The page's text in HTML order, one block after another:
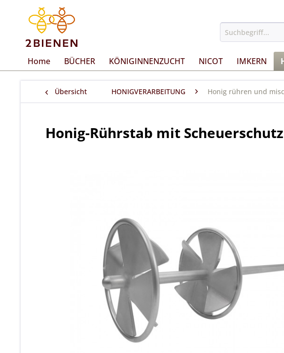
Home BÜCHER KÖNIGINNENZUCHT NICOT IMKERN
Übersicht HONIGVERARBEITUNG Honig rühren und
Honig-Rührstab mit Scheuerschutz